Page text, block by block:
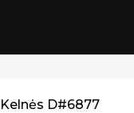
Kelnės D#6877